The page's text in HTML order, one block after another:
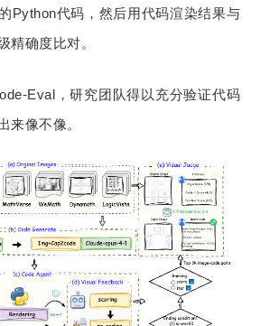
Python代码，然后用代码渲染结果与
精确度比对。
Eval，研究团队得以充分验证代码
来像不像。